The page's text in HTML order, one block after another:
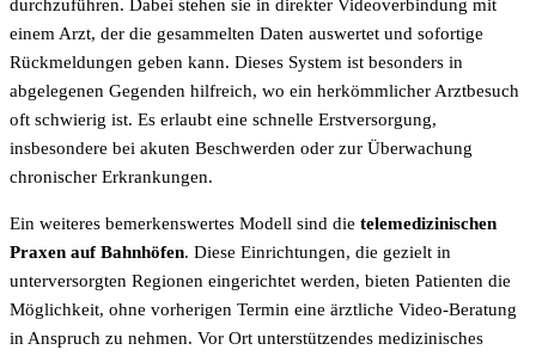
durchzuführen. Dabei stehen sie in direkter Videoverbindung mit
einem Arzt, der die gesammelten Daten auswertet und sofortige
Rückmeldungen geben kann. Dieses System ist besonders in
abgelegenen Gegenden hilfreich, wo ein herkömmlicher Arztbesuch
oft schwierig ist. Es erlaubt eine schnelle Erstversorgung,
insbesondere bei akuten Beschwerden oder zur Überwachung
chronischer Erkrankungen.
Ein weiteres bemerkenswertes Modell sind die telemedizinischen
Praxen auf Bahnhöfen. Diese Einrichtungen, die gezielt in
unterversorgten Regionen eingerichtet werden, bieten Patienten die
Möglichkeit, ohne vorherigen Termin eine ärztliche Video-Beratung
in Anspruch zu nehmen. Vor Ort unterstützendes medizinisches